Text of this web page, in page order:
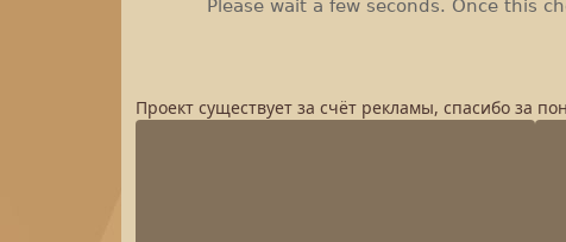
Проект существует за счёт рекламы, спасибо за